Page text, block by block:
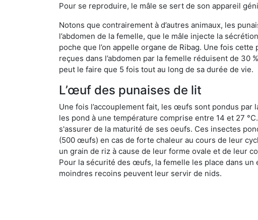
Pour se reproduire, le mâle se sert de son appareil
Notons que contrairement à d’autres animaux, les
l’abdomen de la femelle, que le mâle injecte la
poche que l’on appelle organe de Ribag. Une fois
reçues dans l’abdomen par la femelle réduisent de 30
peut le faire que 5 fois tout au long de sa durée de vie.
L’œuf des punaises de lit
Une fois l’accouplement fait, les œufs sont pondus
les pond à une température comprise entre 14 et 27
s'assurer de la maturité de ses oeufs. Ces insectes
(500 œufs) en cas de forte chaleur au cours de leur
un grain de riz à cause de leur forme ovale et de leur
Pour la sécurité des œufs, la femelle les place dans un
moindres recoins peuvent leur servir de nids.